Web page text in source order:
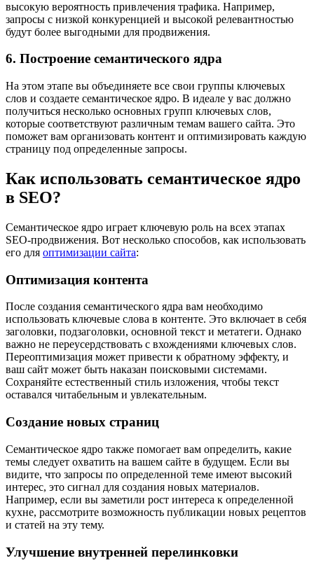
высокую вероятность привлечения трафика. Например,
запросы с низкой конкуренцией и высокой релевантностью
будут более выгодными для продвижения.
6. Построение семантического ядра
На этом этапе вы объединяете все свои группы ключевых
слов и создаете семантическое ядро. В идеале у вас должно
получиться несколько основных групп ключевых слов,
которые соответствуют различным темам вашего сайта. Это
поможет вам организовать контент и оптимизировать каждую
страницу под определенные запросы.
Как использовать семантическое ядро
в SEO?
Семантическое ядро играет ключевую роль на всех этапах
SEO-продвижения. Вот несколько способов, как использовать
его для оптимизации сайта:
Оптимизация контента
После создания семантического ядра вам необходимо
использовать ключевые слова в контенте. Это включает в себя
заголовки, подзаголовки, основной текст и метатеги. Однако
важно не переусердствовать с вхождениями ключевых слов.
Переоптимизация может привести к обратному эффекту, и
ваш сайт может быть наказан поисковыми системами.
Сохраняйте естественный стиль изложения, чтобы текст
оставался читабельным и увлекательным.
Создание новых страниц
Семантическое ядро также помогает вам определить, какие
темы следует охватить на вашем сайте в будущем. Если вы
видите, что запросы по определенной теме имеют высокий
интерес, это сигнал для создания новых материалов.
Например, если вы заметили рост интереса к определенной
кухне, рассмотрите возможность публикации новых рецептов
и статей на эту тему.
Улучшение внутренней перелинковки